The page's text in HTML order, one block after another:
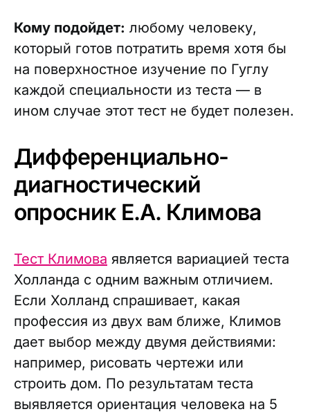
Кому подойдет: любому человеку,
который готов потратить время хотя бы
на поверхностное изучение по Гуглу
каждой специальности из теста — в
ином случае этот тест не будет полезен.
Дифференциально-
диагностический
опросник Е.А. Климова
Тест Климова является вариацией теста
Холланда с одним важным отличием.
Если Холланд спрашивает, какая
профессия из двух вам ближе, Климов
дает выбор между двумя действиями:
например, рисовать чертежи или
строить дом. По результатам теста
выявляется ориентация человека на 5